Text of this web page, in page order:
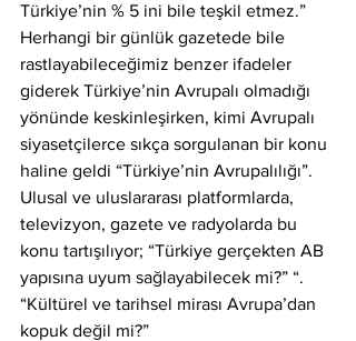
Türkiye’nin % 5 ini bile teşkil etmez.”
Herhangi bir günlük gazetede bile
rastlayabileceğimiz benzer ifadeler
giderek Türkiye’nin Avrupalı olmadığı
yönünde keskinleşirken, kimi Avrupalı
siyasetçilerce sıkça sorgulanan bir konu
haline geldi “Türkiye’nin Avrupalılığı”.
Ulusal ve uluslararası platformlarda,
televizyon, gazete ve radyolarda bu
konu tartışılıyor; “Türkiye gerçekten AB
yapısına uyum sağlayabilecek mi?” “.
“Kültürel ve tarihsel mirası Avrupa’dan
kopuk değil mi?”